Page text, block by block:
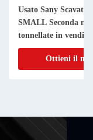
Usato Sany
SMALL Seconda
tonnellate in vendita
Ottieni il